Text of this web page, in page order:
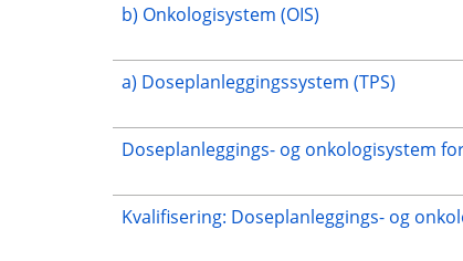
b) Onkologisystem (OIS)
a) Doseplanleggingssystem (TPS)
Doseplanleggings- og onkologisystem
Kvalifisering: Doseplanleggings- og